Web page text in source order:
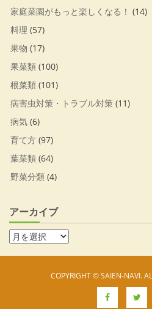
家庭菜園がもっと楽しくなる！ (14)
料理 (57)
果物 (17)
果菜類 (100)
根菜類 (101)
病害虫対策・トラブル対策 (11)
病気 (6)
育て方 (97)
葉菜類 (64)
野菜分類 (4)
アーカイブ
COPYRIGHT © SAIEN-NAVI.